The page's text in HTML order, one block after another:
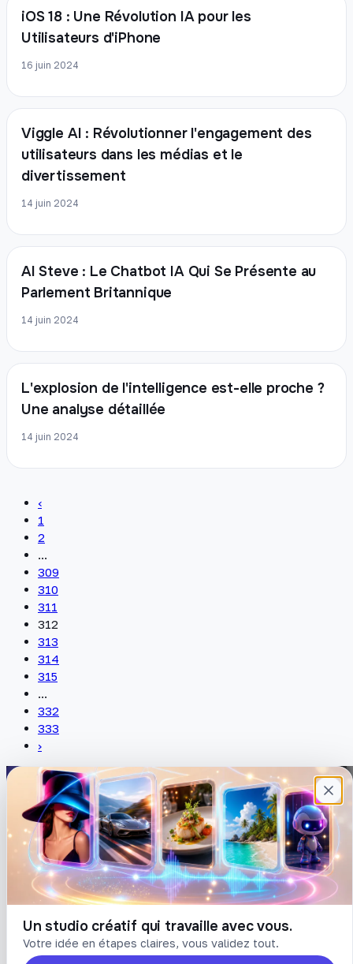
iOS 18 : Une Révolution IA pour les
Utilisateurs d'iPhone
16 juin 2024
Viggle AI : Révolutionner l'engagement des
utilisateurs dans les médias et le
divertissement
14 juin 2024
AI Steve : Le Chatbot IA Qui Se Présente au
Parlement Britannique
14 juin 2024
L'explosion de l'intelligence est-elle proche ?
Une analyse détaillée
14 juin 2024
‹
1
2
...
309
310
311
312
313
314
315
...
332
333
›
Un studio créatif qui travaille avec vous.
Votre idée en étapes claires, vous validez tout.
Plateforme française de création de
contenu avec l’IA. Demandez, Roboto crée.
DÉCOUVRIR
Prompts
Blog
Tarifs
COMPTE
Connexion
Créer un compte
Mot de passe oublié
LÉGAL